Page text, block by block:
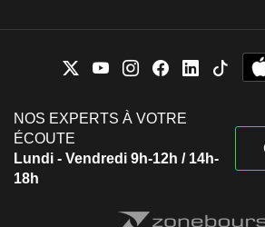
NOS EXPERTS À VOTRE
ÉCOUTE
Lundi - Vendredi 9h-12h / 14h-
18h